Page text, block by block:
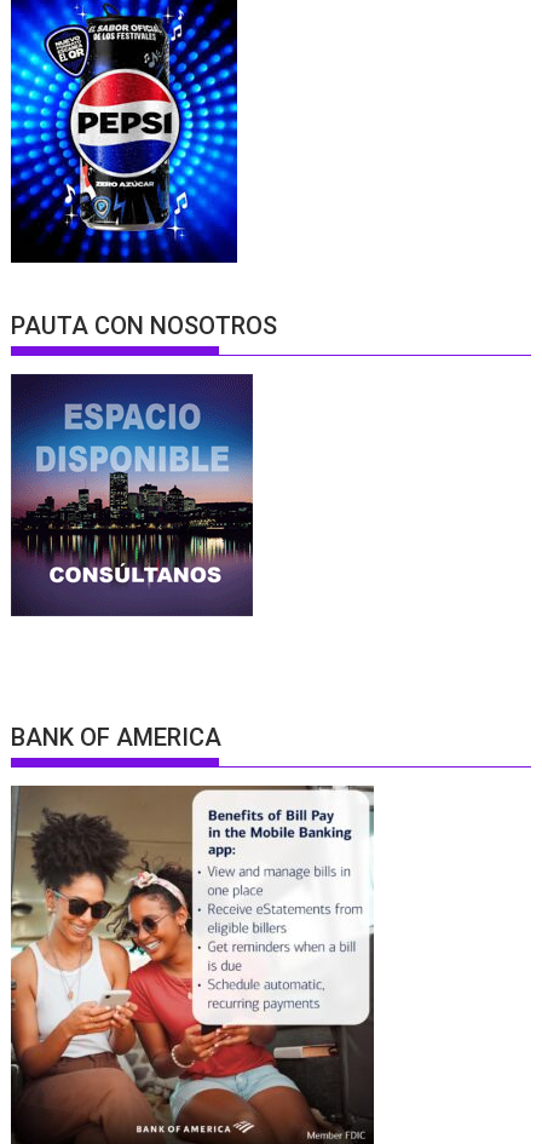
PAUTA CON NOSOTROS
BANK OF AMERICA